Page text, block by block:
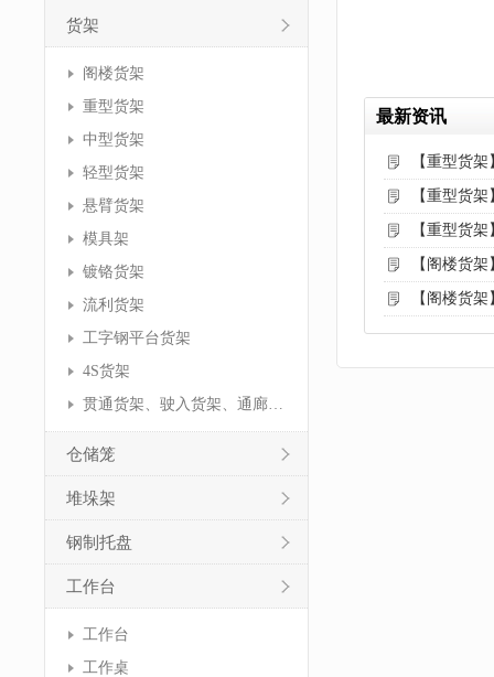
货架
阁楼货架
重型货架
中型货架
轻型货架
悬臂货架
模具架
镀铬货架
流利货架
工字钢平台货架
4S货架
贯通货架、驶入货架、通廊货架
仓储笼
堆垛架
钢制托盘
工作台
工作台
工作桌
最新资讯
【重型货
【重型货
【重型货
【阁楼货
【阁楼货